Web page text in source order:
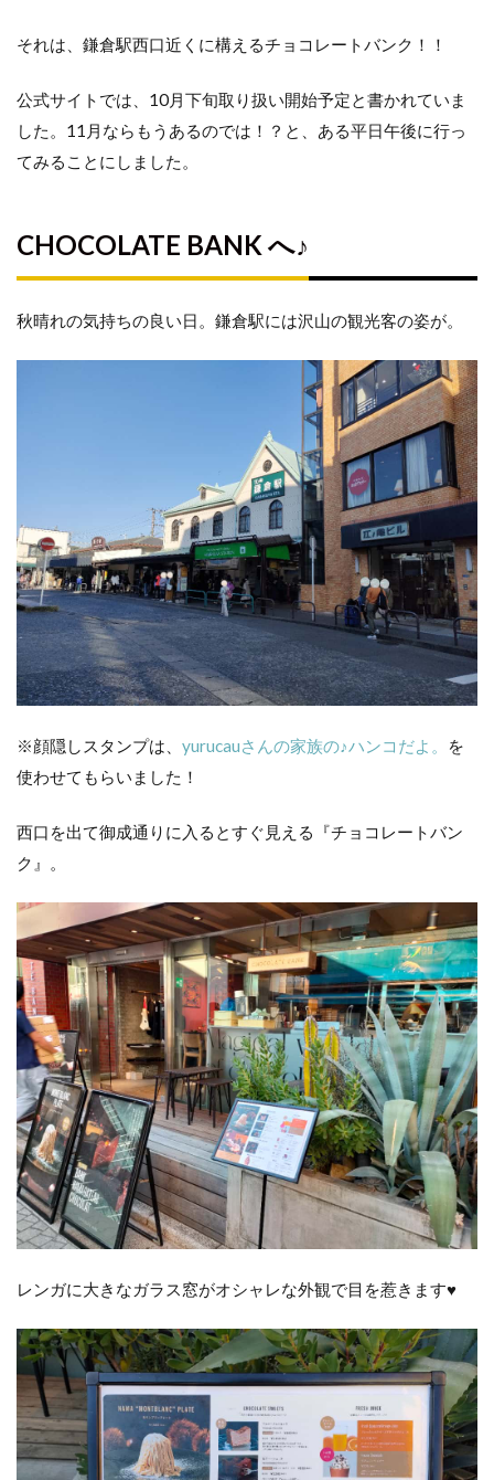
それは、鎌倉駅西口近くに構えるチョコレートバンク！！
公式サイトでは、10月下旬取り扱い開始予定と書かれていま
した。11月ならもうあるのでは！？と、ある平日午後に行っ
てみることにしました。
CHOCOLATE BANK へ♪
秋晴れの気持ちの良い日。鎌倉駅には沢山の観光客の姿が。
※顔隠しスタンプは、 yurucauさんの家族の♪ハンコだよ。
を
使わせてもらいました！
西口を出て御成通りに入るとすぐ見える『チョコレートバン
ク』。
レンガに大きなガラス窓がオシャレな外観で目を惹きます♥